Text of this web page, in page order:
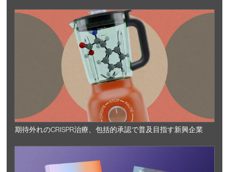
期待外れのCRISPR治療、包括的承認で普及目指す新興企業